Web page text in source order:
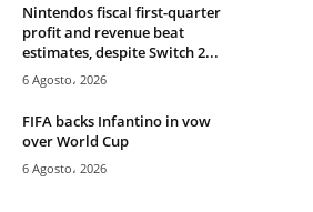
Nintendos fiscal first-quarter
profit and revenue beat
estimates, despite Switch 2...
6 Agosto، 2026
FIFA backs Infantino in vow
over World Cup
6 Agosto، 2026